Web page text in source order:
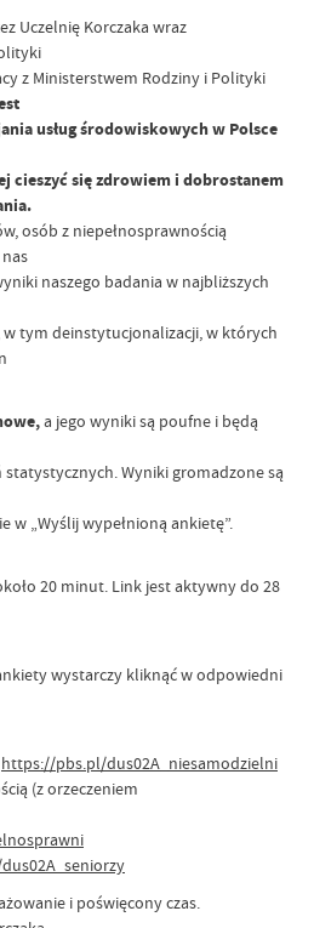
Uczelnię Korczaka wraz
z Ministerstwem Rodziny i Polityki
usług środowiskowych w Polsce
cieszyć się zdrowiem i dobrostanem
osób z niepełnosprawnością
naszego badania w najbliższych
tym deinstytucjonalizacji, w których
a jego wyniki są poufne i będą
Wyniki gromadzone są
„Wyślij wypełnioną ankietę”.
20 minut. Link jest aktywny do 28
wystarczy kliknąć w odpowiedni
https://pbs.pl/dus02A_niesamodzielni
(z orzeczeniem
i poświęcony czas.